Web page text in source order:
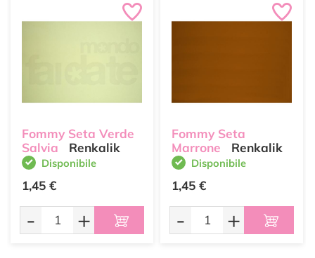
Fommy Seta Verde
Salvia
Renkalik
Disponibile
1,45 €
- +
Fommy Seta
Marrone
Renkalik
Disponibile
1,45 €
- +